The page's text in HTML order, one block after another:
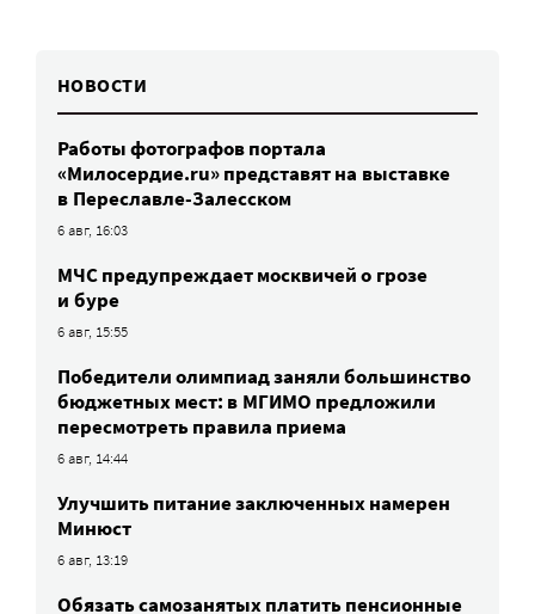
НОВОСТИ
Работы фотографов портала
«Милосердие.ru» представят на выставке
в Переславле-Залесском
6 авг, 16:03
МЧС предупреждает москвичей о грозе
и буре
6 авг, 15:55
Победители олимпиад заняли большинство
бюджетных мест: в МГИМО предложили
пересмотреть правила приема
6 авг, 14:44
Улучшить питание заключенных намерен
Минюст
6 авг, 13:19
Обязать самозанятых платить пенсионные